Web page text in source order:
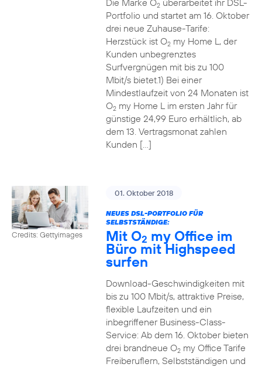
Die Marke O2überarbeitet ihr DSL-
Portfolio und startet am 16. Oktober
drei neue Zuhause-Tarife:
Herzstück ist O2my Home L, der
Kunden unbegrenztes
Surfvergnügen mit bis zu 100
Mbit/s bietet.1) Bei einer
Mindestlaufzeit von 24 Monaten ist
O2my Home L im ersten Jahr für
günstige 24,99 Euro erhältlich, ab
dem 13. Vertragsmonat zahlen
Kunden […]
Credits: Gettyimages
01. Oktober 2018
NEUES DSL-PORTFOLIO FÜR
SELBSTSTÄNDIGE:
Mit O2 my Office im
Büro mit Highspeed
surfen
Download-Geschwindigkeiten mit
bis zu 100 Mbit/s, attraktive Preise,
flexible Laufzeiten und ein
inbegriffener Business-Class-
Service: Ab dem 16. Oktober bieten
drei brandneue O2my Office Tarife
Freiberuflern, Selbstständigen und